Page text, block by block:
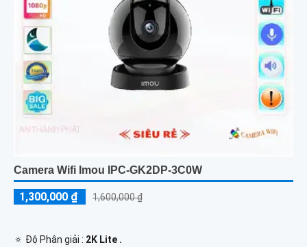
Camera Wifi Imou IPC-GK2DP-3C0W
1,300,000 ₫ 1,600,000 ₫
🔅 Độ Phân giải : 2K Lite .